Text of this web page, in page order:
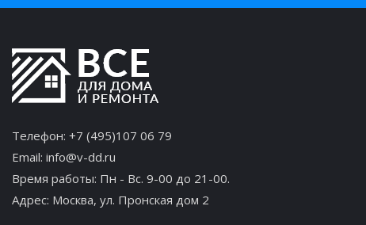
Телефон: +7 (495)107 06 79
Email: info@v-dd.ru
Время работы: Пн - Вс. 9-00 до 21-00.
Адрес: Москва, ул. Пронская дом 2